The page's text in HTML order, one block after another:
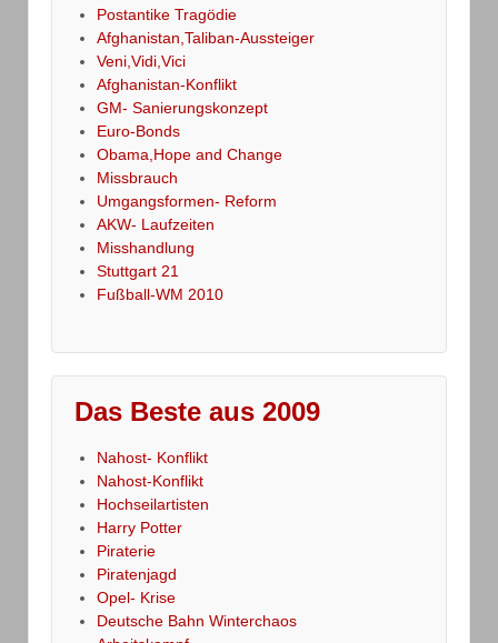
Postantike Tragödie
Afghanistan,Taliban-Aussteiger
Veni,Vidi,Vici
Afghanistan-Konflikt
GM- Sanierungskonzept
Euro-Bonds
Obama,Hope and Change
Missbrauch
Umgangsformen- Reform
AKW- Laufzeiten
Misshandlung
Stuttgart 21
Fußball-WM 2010
Das Beste aus 2009
Nahost- Konflikt
Nahost-Konflikt
Hochseilartisten
Harry Potter
Piraterie
Piratenjagd
Opel- Krise
Deutsche Bahn Winterchaos